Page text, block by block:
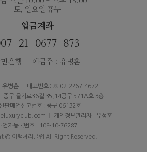
토, 일요일 휴무
입금계좌
21-0677-873
은행 ｜ 예금주 : 유병훈
유병훈
대표번호 : ☏ 02-2267-4672
중구 을지로36길 35,14공구 571A호 3층
판매업신고번호 : 중구 06132호
개인정보관리자 : 유성훈
업자등록번호 : 108-10-76287
© 이럭셔리클럽 All Right Reserved.